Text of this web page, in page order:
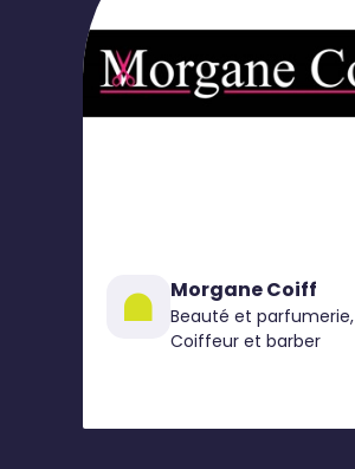
Morgane Coiff
Beauté et parfumerie,
Coiffeur et barber